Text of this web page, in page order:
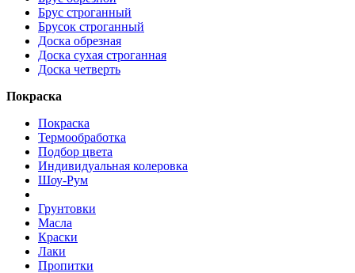
Брус строганный
Брусок строганный
Доска обрезная
Доска сухая строганная
Доска четверть
Покраска
Покраска
Термообработка
Подбор цвета
Индивидуальная колеровка
Шоу-Рум
Грунтовки
Масла
Краски
Лаки
Пропитки